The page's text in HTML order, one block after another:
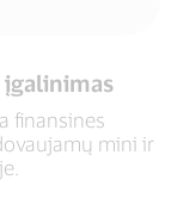
finansines
mini ir